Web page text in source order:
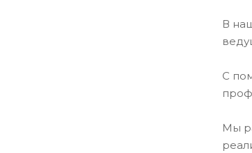
В
С
Мы